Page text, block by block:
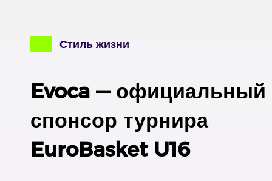
Стиль жизни
Evoca — официальный
спонсор турнира
EuroBasket U16